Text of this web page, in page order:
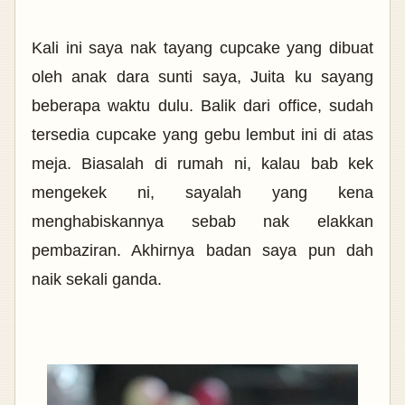
Kali ini saya nak tayang cupcake yang dibuat
oleh anak dara sunti saya, Juita ku sayang
beberapa waktu dulu. Balik dari office, sudah
tersedia cupcake yang gebu lembut ini di atas
meja. Biasalah di rumah ni, kalau bab kek
mengekek ni, sayalah yang kena
menghabiskannya sebab nak elakkan
pembaziran. Akhirnya badan saya pun dah
naik sekali ganda.